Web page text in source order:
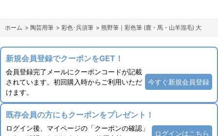
ホーム > 陶芸用筆 > 彩色･呉須筆 > 熊野筆｜彩色筆 (鹿・馬・山羊混毛) 大
新規会員登録でクーポンをGET！
会員登録完了メールにクーポンコードが記載
されています。初回購入時からご利用いただ
けます。
今すぐ新規会員登録
既存会員の方にもクーポンをプレゼント！
ログイン後、マイページの「クーポンの確認」
ログインはこちら